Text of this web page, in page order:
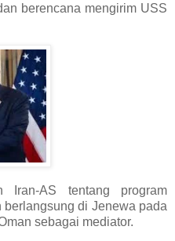
berencana mengirim USS
Iran-AS tentang program
di Jenewa pada
sebagai mediator.